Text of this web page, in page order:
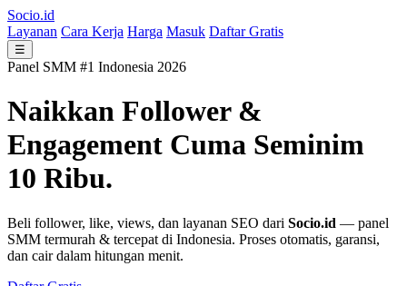
Socio.id
Layanan Cara Kerja Harga Masuk Daftar Gratis
☰
Panel SMM #1 Indonesia 2026
Naikkan Follower &
Engagement Cuma Seminim
10 Ribu.
Beli follower, like, views, dan layanan SEO dari Socio.id — panel
SMM termurah & tercepat di Indonesia. Proses otomatis, garansi,
dan cair dalam hitungan menit.